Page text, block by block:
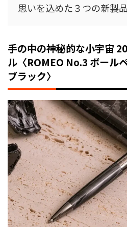
思いを込めた３つの新製
手の中の神秘的な小宇宙
ル〈ROMEO No.3 ボール
ブラック〉